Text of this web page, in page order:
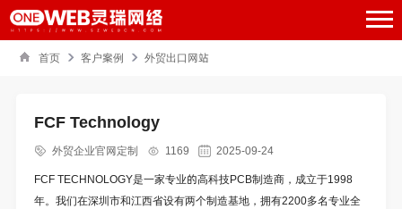
首页 客户案例 外贸出口网站
FCF Technology
外贸企业官网定制 1169
2025-09-24
FCF TECHNOLOGY是一家专业的高科技PCB制造商，成立于1998
年。我们在深圳市和江西省设有两个制造基地，拥有2200多名专业全